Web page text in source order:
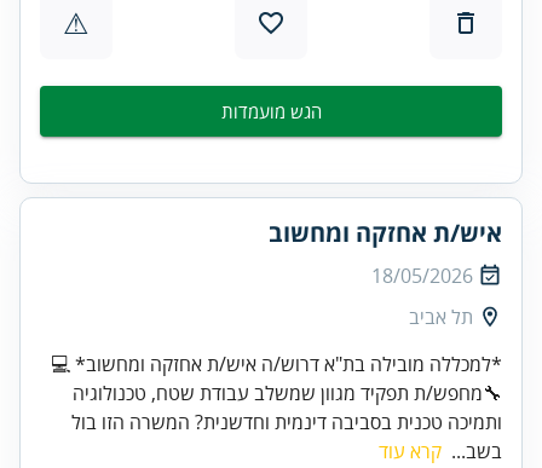
⚠
הגש מועמדות
איש/ת אחזקה ומחשוב
18/05/2026
תל אביב
*למכללה מובילה בת"א דרוש/ה איש/ת אחזקה ומחשוב* 💻
🔧מחפש/ת תפקיד מגוון שמשלב עבודת שטח, טכנולוגיה
ותמיכה טכנית בסביבה דינמית וחדשנית? המשרה הזו בול
בשב... קרא עוד